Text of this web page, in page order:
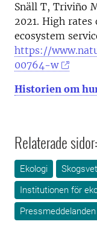
Snäll T, Triviño
2021. High
ecosystem
https://
00764-w
Historien om
Relaterade sidor:
Ekologi
Institutionen för
Pressmeddelanden